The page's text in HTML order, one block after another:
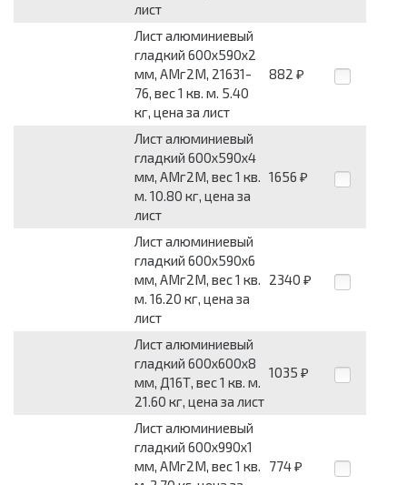
лист
Лист алюминиевый
гладкий 600x590x2
мм, АМг2М, 21631-
76, вес 1 кв. м. 5.40
кг, цена за лист
882 ₽
Лист алюминиевый
гладкий 600x590x4
мм, АМг2М, вес 1 кв.
м. 10.80 кг, цена за
лист
1656 ₽
Лист алюминиевый
гладкий 600x590x6
мм, АМг2М, вес 1 кв.
м. 16.20 кг, цена за
лист
2340 ₽
Лист алюминиевый
гладкий 600x600x8
мм, Д16Т, вес 1 кв. м.
21.60 кг, цена за лист
1035 ₽
Лист алюминиевый
гладкий 600x990x1
мм, АМг2М, вес 1 кв.
774 ₽